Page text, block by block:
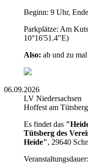
Beginn: 9 Uhr,
Parkplätze: Am
10°16'51.4"E)
Also: ab und zu
06.09.2026
LV Niedersachsen
Hoffest am
Es findet das
Tütsberg des
Heide", 29640